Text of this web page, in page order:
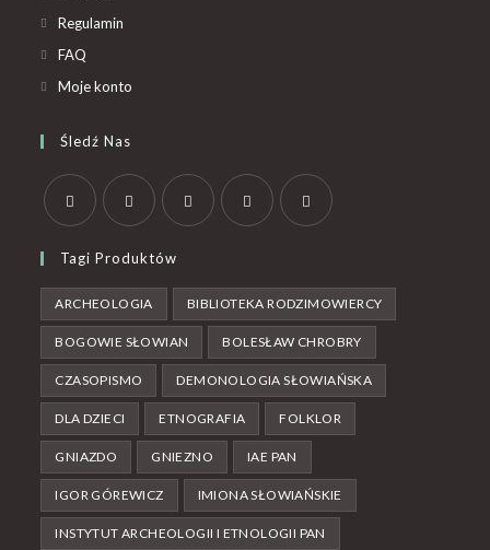
Regulamin
FAQ
Moje konto
Śledź Nas
Tagi Produktów
ARCHEOLOGIA BIBLIOTEKA RODZIMOWIERCY
BOGOWIE SŁOWIAN BOLESŁAW CHROBRY
CZASOPISMO DEMONOLOGIA SŁOWIAŃSKA
DLA DZIECI ETNOGRAFIA FOLKLOR
GNIAZDO GNIEZNO IAE PAN
IGOR GÓREWICZ IMIONA SŁOWIAŃSKIE
INSTYTUT ARCHEOLOGII I ETNOLOGII PAN